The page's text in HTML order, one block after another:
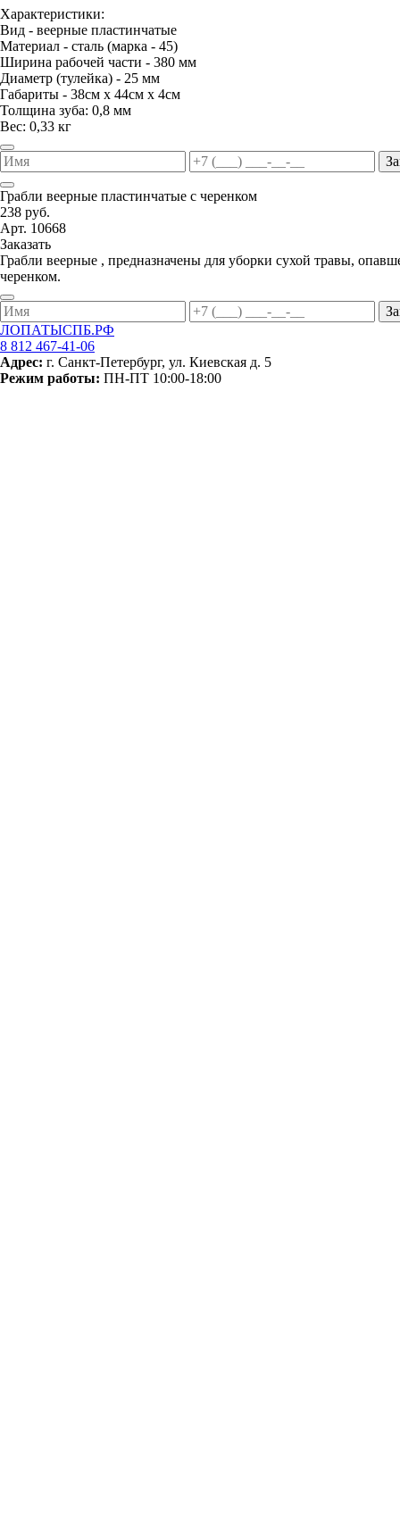
Характеристики:
Вид - веерные пластинчатые
Материал - сталь (марка - 45)
Ширина рабочей части - 380 мм
Диаметр (тулейка) - 25 мм
Габариты - 38см х 44см х 4см
Толщина зуба: 0,8 мм
Вес: 0,33 кг
Грабли веерные пластинчатые с черенком
238 руб.
Арт. 10668
Заказать
Грабли веерные , предназначены для уборки сухой травы,
черенком.
ЛОПАТЫСПБ.РФ
8 812 467-41-06
Адрес: г. Санкт-Петербург, ул. Киевская д. 5
Режим работы: ПН-ПТ 10:00-18:00